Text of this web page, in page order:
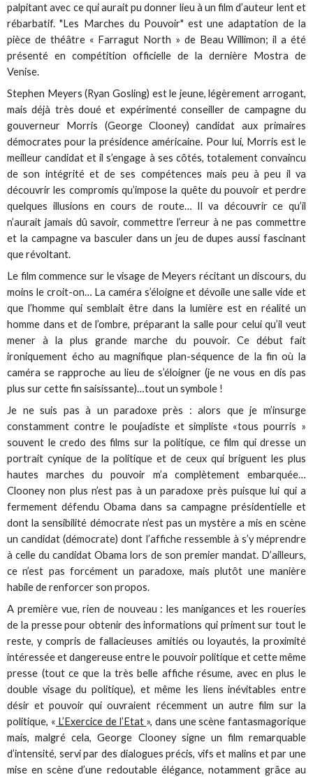
palpitant avec ce qui aurait pu donner lieu à un film d’auteur lent et
rébarbatif. "Les Marches du Pouvoir" est une adaptation de la
pièce de théâtre « Farragut North » de Beau Willimon; il a été
présenté en compétition officielle de la dernière Mostra de
Venise.
Stephen Meyers (Ryan Gosling) est le jeune, légèrement arrogant,
mais déjà très doué et expérimenté conseiller de campagne du
gouverneur Morris (George Clooney) candidat aux primaires
démocrates pour la présidence américaine. Pour lui, Morris est le
meilleur candidat et il s’engage à ses côtés, totalement convaincu
de son intégrité et de ses compétences mais peu à peu il va
découvrir les compromis qu’impose la quête du pouvoir et perdre
quelques illusions en cours de route… Il va découvrir ce qu’il
n’aurait jamais dû savoir, commettre l’erreur à ne pas commettre
et la campagne va basculer dans un jeu de dupes aussi fascinant
que révoltant.
Le film commence sur le visage de Meyers récitant un discours, du
moins le croit-on… La caméra s’éloigne et dévoile une salle vide et
que l’homme qui semblait être dans la lumière est en réalité un
homme dans et de l’ombre, préparant la salle pour celui qu’il veut
mener à la plus grande marche du pouvoir. Ce début fait
ironiquement écho au magnifique plan-séquence de la fin où la
caméra se rapproche au lieu de s’éloigner (je ne vous en dis pas
plus sur cette fin saisissante)…tout un symbole !
Je ne suis pas à un paradoxe près : alors que je m’insurge
constamment contre le poujadiste et simpliste «tous pourris »
souvent le credo des films sur la politique, ce film qui dresse un
portrait cynique de la politique et de ceux qui briguent les plus
hautes marches du pouvoir m’a complètement embarquée…
Clooney non plus n’est pas à un paradoxe près puisque lui qui a
fermement défendu Obama dans sa campagne présidentielle et
dont la sensibilité démocrate n’est pas un mystère a mis en scène
un candidat (démocrate) dont l’affiche ressemble à s’y méprendre
à celle du candidat Obama lors de son premier mandat. D’ailleurs,
ce n’est pas forcément un paradoxe, mais plutôt une manière
habile de renforcer son propos.
A première vue, rien de nouveau : les manigances et les roueries
de la presse pour obtenir des informations qui priment sur tout le
reste, y compris de fallacieuses amitiés ou loyautés, la proximité
intéressée et dangereuse entre le pouvoir politique et cette même
presse (tout ce que la très belle affiche résume, avec en plus le
double visage du politique), et même les liens inévitables entre
désir et pouvoir qui ouvraient récemment un autre film sur la
politique, « L’Exercice de l’Etat », dans une scène fantasmagorique
mais, malgré cela, George Clooney signe un film remarquable
d’intensité, servi par des dialogues précis, vifs et malins et par une
mise en scène d’une redoutable élégance, notamment grâce au